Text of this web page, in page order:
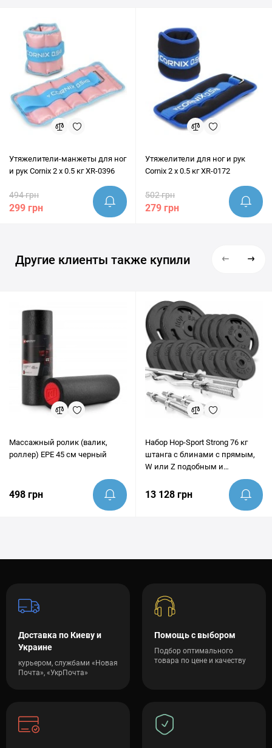
идеально подходит под ваши цели.
Утяжелители-манжеты для ног
и рук Cornix 2 x 0.5 кг XR-0396
494 грн
299 грн
Утяжелители для ног и рук
Cornix 2 x 0.5 кг XR-0172
502 грн
279 грн
Другие клиенты также купили
Массажный ролик (валик,
роллер) EPE 45 см черный
498 грн
Набор Hop-Sport Strong 76 кг
штанга с блинами с прямым,
W или Z подобным и
13 128 грн
Доставка по Киеву и
Украине
курьером, службами «Новая
Почта», «УкрПочта»
Помощь с выбором
Подбор оптимального
товара по цене и качеству